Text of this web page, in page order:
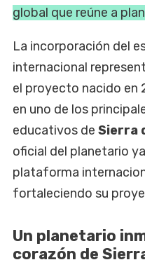
global que reúne a
La incorporación del
internacional
el proyecto nacido en
en uno de los
educativos de Sierra
oficial del planetario
plataforma
fortaleciendo su
Un planetario
corazón de